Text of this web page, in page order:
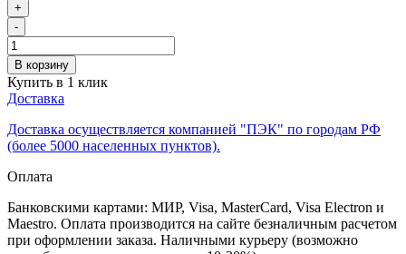
+
-
В корзину
Купить в 1 клик
Доставка
Доставка осуществляется компанией "ПЭК" по городам РФ
(более 5000 населенных пунктов).
Оплата
Банковскими картами: МИР, Visa, MasterCard, Visa Electron и
Maestro. Оплата производится на сайте безналичным расчетом
при оформлении заказа. Наличными курьеру (возможно